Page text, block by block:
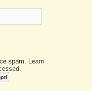
spam. Learn